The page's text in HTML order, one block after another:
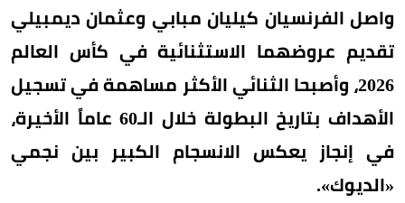
واصل الفرنسيان كيليان مبابي وعثمان ديمبيلي
تقديم عروضهما الاستثنائية في كأس العالم
2026، وأصبحا الثنائي الأكثر مساهمة في تسجيل
الأهداف بتاريخ البطولة خلال الـ60 عاماً الأخيرة،
في إنجاز يعكس الانسجام الكبير بين نجمي
«الديوك».